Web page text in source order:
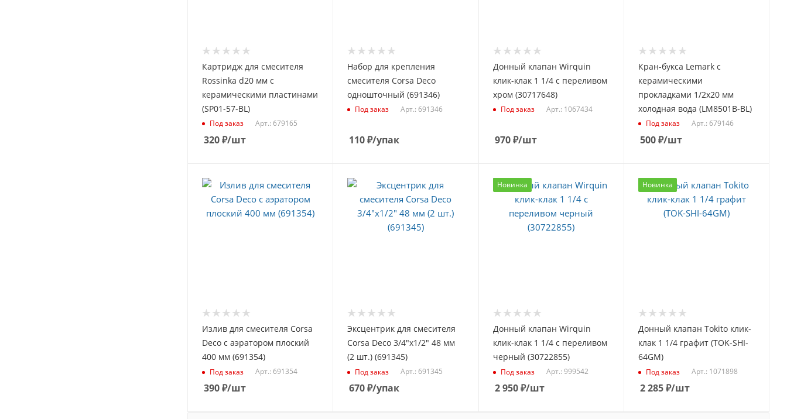
Картридж для смесителя
Rossinka d20 мм с
керамическими пластинами
(SP01-57-BL)
Под заказ Арт.: 679165
320₽/шт
Набор для крепления
смесителя Corsa Deco
одношточный (691346)
Под заказ Арт.: 691346
110₽/упак
Донный клапан Wirquin
клик-клак 1 1/4 с переливом
хром (30717648)
Под заказ Арт.: 1067434
970₽/шт
Кран-букса Lemark с
керамическими
прокладками 1/2х20 мм
холодная вода (LM8501B-BL)
Под заказ Арт.: 679146
500₽/шт
Излив для смесителя Corsa
Deco с аэратором плоский
400 мм (691354)
Под заказ Арт.: 691354
390₽/шт
Эксцентрик для смесителя
Corsa Deco 3/4"х1/2" 48 мм
(2 шт.) (691345)
Под заказ Арт.: 691345
670₽/упак
Новинка
Донный клапан Wirquin
клик-клак 1 1/4 с переливом
черный (30722855)
Под заказ Арт.: 999542
2 950₽/шт
Новинка
Донный клапан Tokito клик-
клак 1 1/4 графит (TOK-SHI-
64GM)
Под заказ Арт.: 1071898
2 285₽/шт